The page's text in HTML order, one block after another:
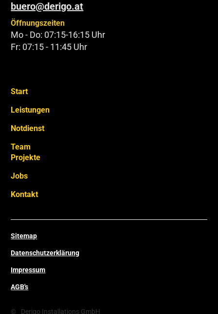
buero@derigo.at
Öffnungszeiten
Mo - Do: 07:15-16:15 Uhr
Fr: 07:15 - 11:45 Uhr
Start
Leistungen
Notdienst
Team
Projekte
Jobs
Kontakt
Sitemap
Datenschutzerklärung
Impressum
AGB's
© Derigo Installations GmbH